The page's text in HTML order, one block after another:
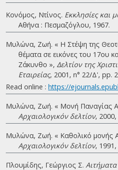
Κονόμος, Ντίνος. Εκκλησίες και
Αθήνα : Πεσμαζόγλου, 1967.
Μυλώνα, Ζωή. « Η Στέψη της
θέματα σε εικόνες του 17ου
Ζάκυνθο », Δελτίον της
Εταιρείας, 2001, n° 22/Δ', pp.
Read online : https://
Μυλώνα, Ζωή. « Μονή Παναγίας
Αρχαιολογικόν δελτίον,
Μυλώνα, Ζωή. « Καθολικό μονής
Αρχαιολογικόν δελτίον,
Πλουμίδης, Γεώργιος Σ.